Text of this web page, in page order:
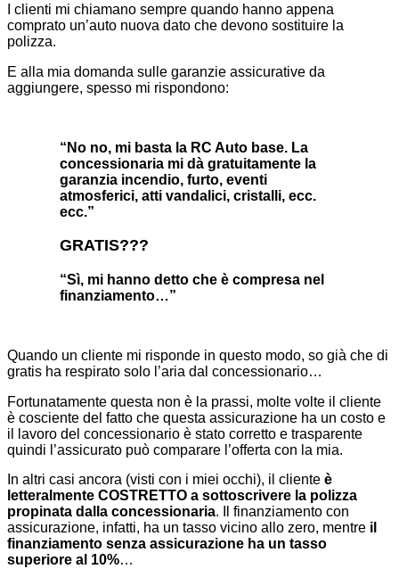
I clienti mi chiamano sempre quando hanno appena
comprato un’auto nuova dato che devono sostituire la
polizza.
E alla mia domanda sulle garanzie assicurative da
aggiungere, spesso mi rispondono:
“No no, mi basta la RC Auto base. La
concessionaria mi dà gratuitamente la
garanzia incendio, furto, eventi
atmosferici, atti vandalici, cristalli, ecc.
ecc.”
GRATIS???
“Sì, mi hanno detto che è compresa nel
finanziamento…”
Quando un cliente mi risponde in questo modo, so già che di
gratis ha respirato solo l’aria dal concessionario…
Fortunatamente questa non è la prassi, molte volte il cliente
è cosciente del fatto che questa assicurazione ha un costo e
il lavoro del concessionario è stato corretto e trasparente
quindi l’assicurato può comparare l’offerta con la mia.
In altri casi ancora (visti con i miei occhi), il cliente è
letteralmente COSTRETTO a sottoscrivere la polizza
propinata dalla concessionaria. Il finanziamento con
assicurazione, infatti, ha un tasso vicino allo zero, mentre il
finanziamento senza assicurazione ha un tasso
superiore al 10%…